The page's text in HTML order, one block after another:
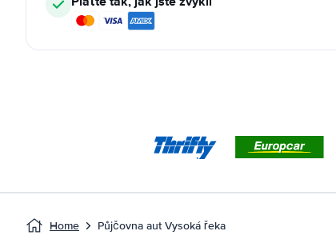
Home Půjčovna aut Vysoká řeka